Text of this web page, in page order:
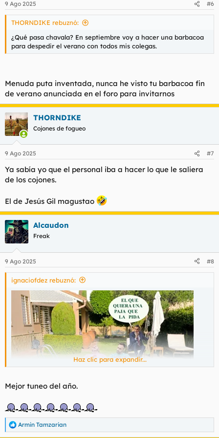
e
s
9 Ago 2025 #6
THORNDIKE rebuznó:
¿Qué pasa chavala? En septiembre voy a hacer una barbacoa
para despedir el verano con todos mis colegas.
Menuda puta inventada, nunca he visto tu barbacoa fin
de verano anunciada en el foro para invitarnos
THORNDIKE
Cojones de fogueo
9 Ago 2025 #7
Ya sabía yo que el personal iba a hacer lo que le saliera
de los cojones.
El de Jesús Gil magustao
Alcaudon
Freak
9 Ago 2025 #8
ignaciofdez rebuznó:
Haz clic para expandir...
Mejor tuneo del año.
R
e
Armin Tamzarian